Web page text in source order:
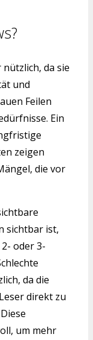
da sie
und
Feilen
Ein
zeigen
die vor
sichtbar ist,
oder 3-
da die
direkt zu
um mehr